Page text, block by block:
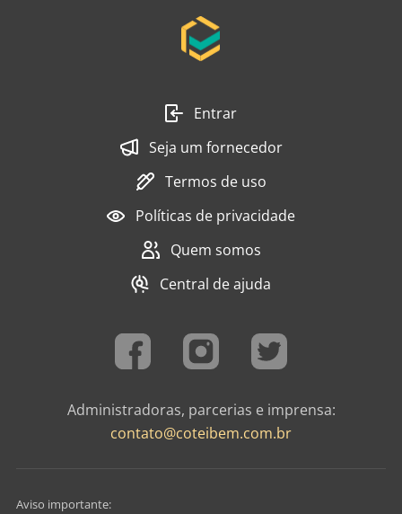
Entrar
Seja um fornecedor
Termos de uso
Políticas de privacidade
Quem somos
Central de ajuda
Administradoras, parcerias e imprensa:
contato@coteibem.com.br
Aviso importante: